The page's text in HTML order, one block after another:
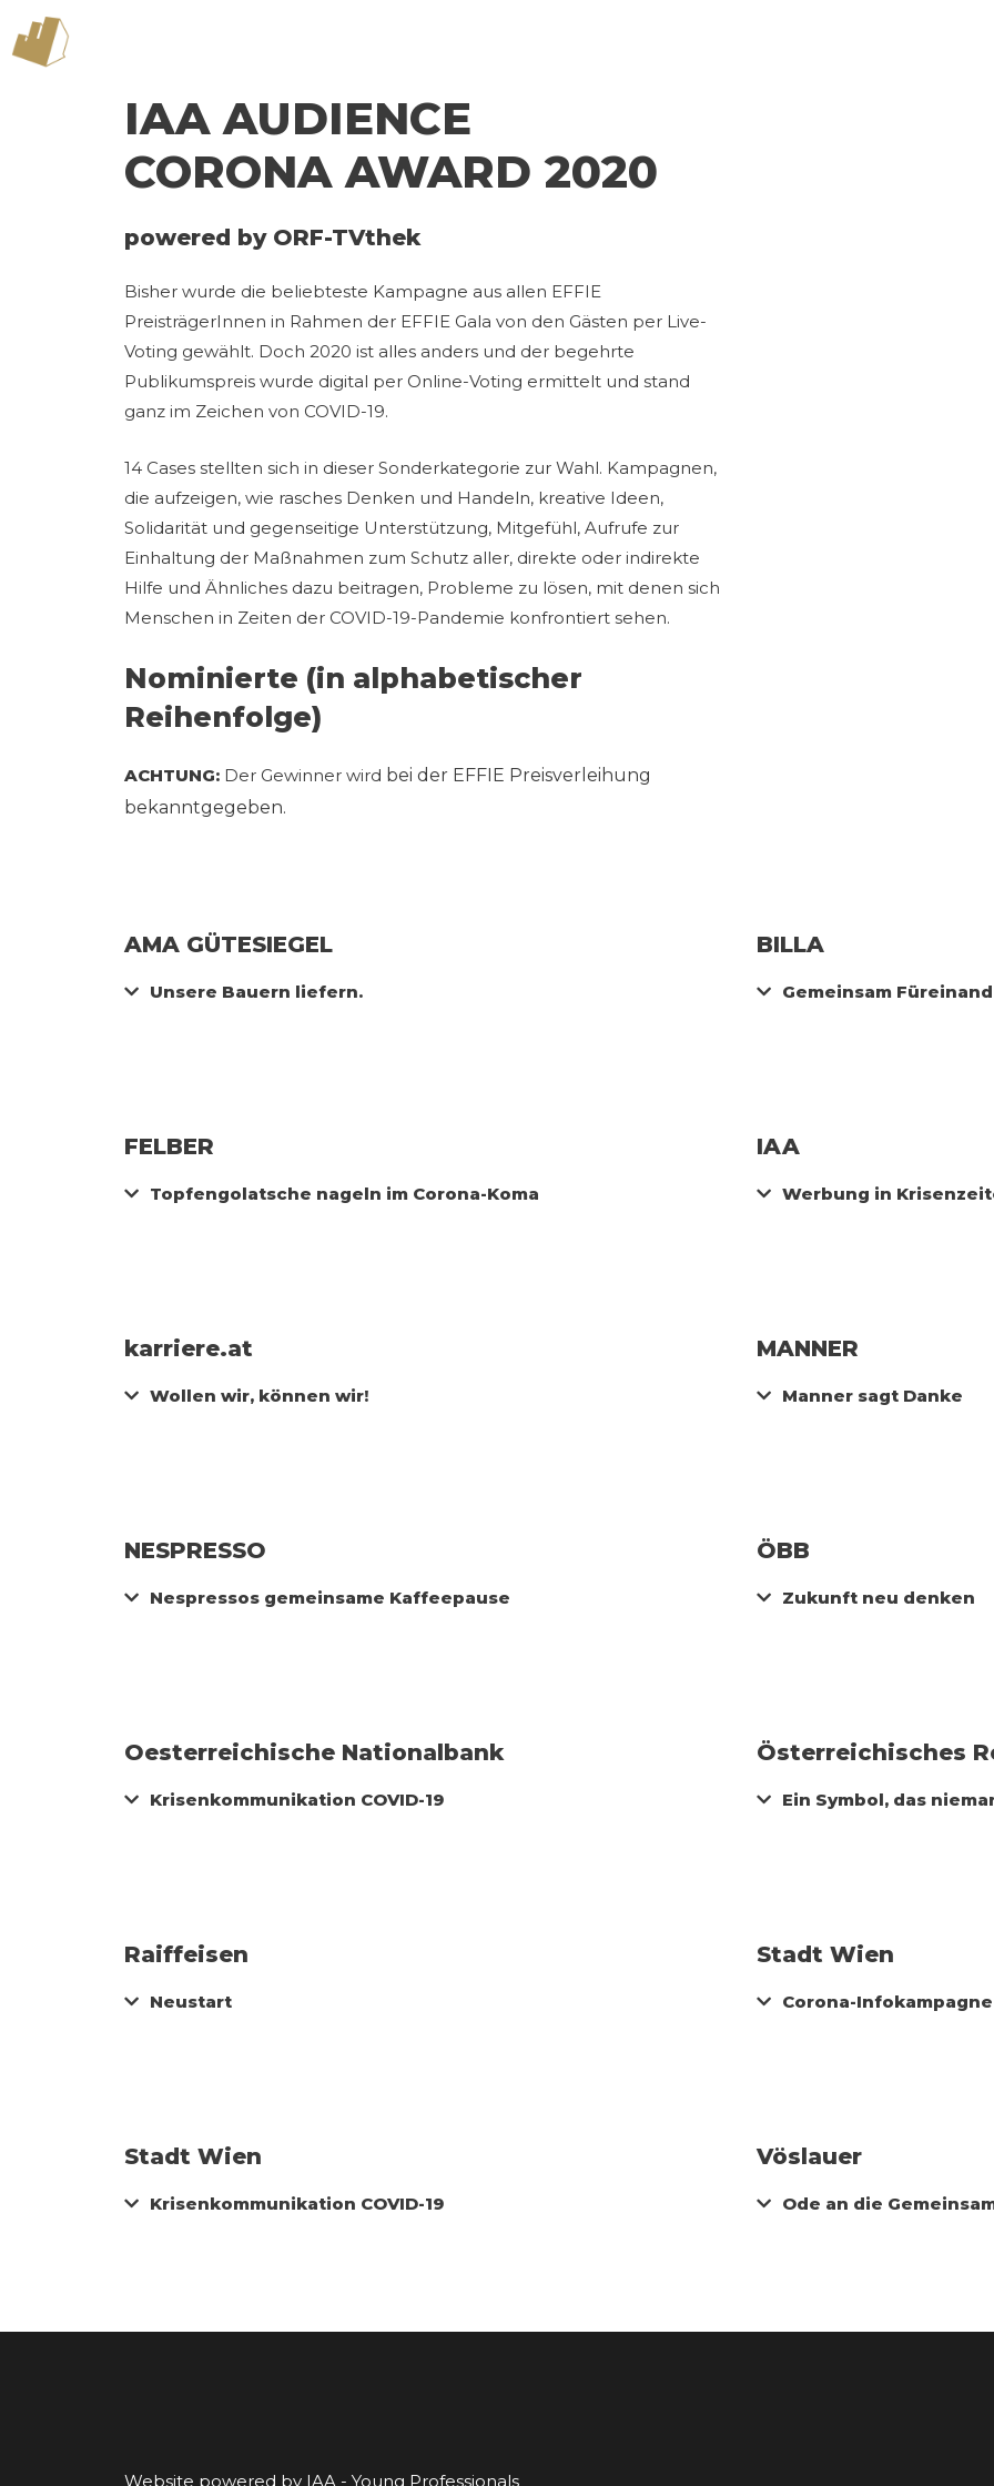
IAA AUDIENCE
CORONA AWARD 2020
powered by ORF-TVthek
Bisher wurde die beliebteste Kampagne aus allen EFFIE
PreisträgerInnen in Rahmen der EFFIE Gala von den Gästen per Live-
Voting gewählt. Doch 2020 ist alles anders und der begehrte
Publikumspreis wurde digital per Online-Voting ermittelt und stand
ganz im Zeichen von COVID-19.
14 Cases stellten sich in dieser Sonderkategorie zur Wahl. Kampagnen,
die aufzeigen, wie rasches Denken und Handeln, kreative Ideen,
Solidarität und gegenseitige Unterstützung, Mitgefühl, Aufrufe zur
Einhaltung der Maßnahmen zum Schutz aller, direkte oder indirekte
Hilfe und Ähnliches dazu beitragen, Probleme zu lösen, mit denen sich
Menschen in Zeiten der COVID-19-Pandemie konfrontiert sehen.
Nominierte (in alphabetischer
Reihenfolge)
ACHTUNG: Der Gewinner wird bei der EFFIE Preisverleihung
bekanntgegeben.
AMA GÜTESIEGEL
Unsere Bauern liefern.
BILLA
Gemeinsam
FELBER
Topfengolatsche nageln im Corona-Koma
IAA
Werbung in
karriere.at
Wollen wir, können wir!
MANNER
Manner sagt Danke
NESPRESSO
Nespressos gemeinsame Kaffeepause
ÖBB
Zukunft neu denken
Oesterreichische Nationalbank
Krisenkommunikation COVID-19
Österreichisches
Ein Symbol, das
Raiffeisen
Neustart
Stadt Wien
Corona-
Stadt Wien
Krisenkommunikation COVID-19
Vöslauer
Ode an die
Website powered by IAA - Young Professionals